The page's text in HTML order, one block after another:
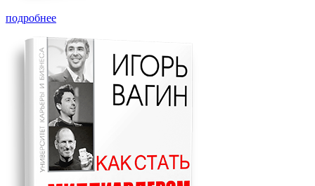
подробнее